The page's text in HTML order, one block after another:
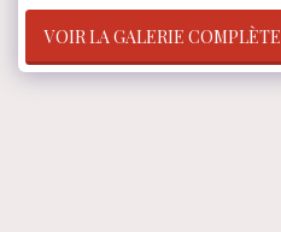
VOIR LA GALERIE COMPLÈTE